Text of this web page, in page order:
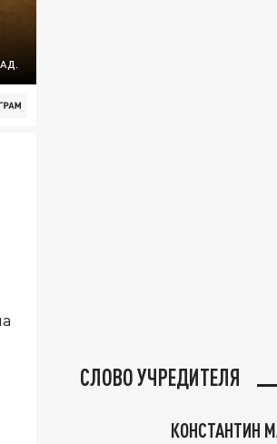
СЛОВО УЧРЕДИТЕЛЯ
КОНСТАНТИН